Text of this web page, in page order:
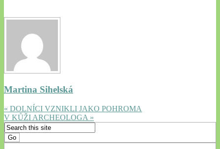
Martina Sihelská
« DOLNÍCI VZNIKLI JAKO POHROMA
V KŮŽI ARCHEOLOGA »